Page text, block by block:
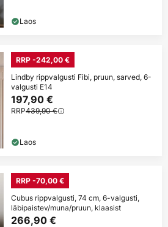
Laos
RRP -242,00 €
Lindby rippvalgusti Fibi, pruun, sarved, 6-
valgusti E14
197,90 €
RRP439,90 €
Laos
RRP -70,00 €
Cubus rippvalgusti, 74 cm, 6-valgusti,
läbipaistev/muna/pruun, klaasist
266,90 €